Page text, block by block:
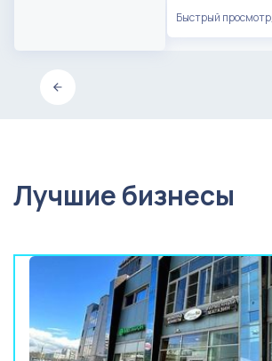
Быстрый просмотр
Лучшие бизнесы